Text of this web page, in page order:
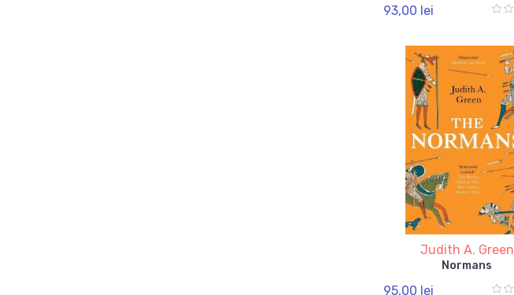
93,00 lei
Judith A. Green
Normans
95,00 lei